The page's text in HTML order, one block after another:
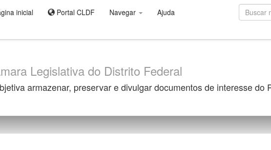
inicial Portal CLDF Navegar Ajuda
Legislativa do Distrito Federal
armazenar, preservar e divulgar documentos de interesse do